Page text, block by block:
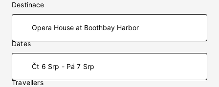
Destinace
Dates
Čt 6 Srp - Pá 7 Srp
Travellers